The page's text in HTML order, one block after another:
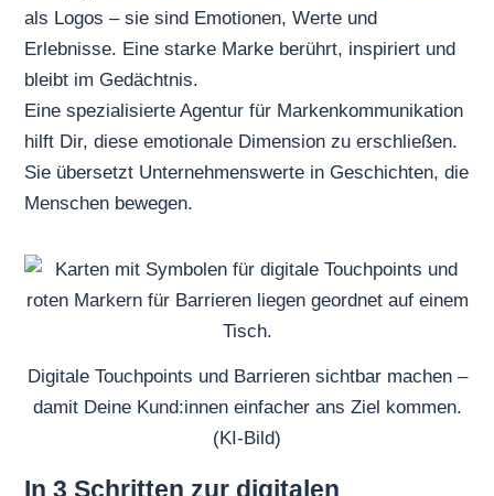
als Logos – sie sind Emotionen, Werte und
Erlebnisse. Eine starke Marke berührt, inspiriert und
bleibt im Gedächtnis.
Eine spezialisierte Agentur für Markenkommunikation
hilft Dir, diese emotionale Dimension zu erschließen.
Sie übersetzt Unternehmenswerte in Geschichten, die
Menschen bewegen.
Digitale Touchpoints und Barrieren sichtbar machen –
damit Deine Kund:innen einfacher ans Ziel kommen.
(KI-Bild)
In 3 Schritten zur digitalen